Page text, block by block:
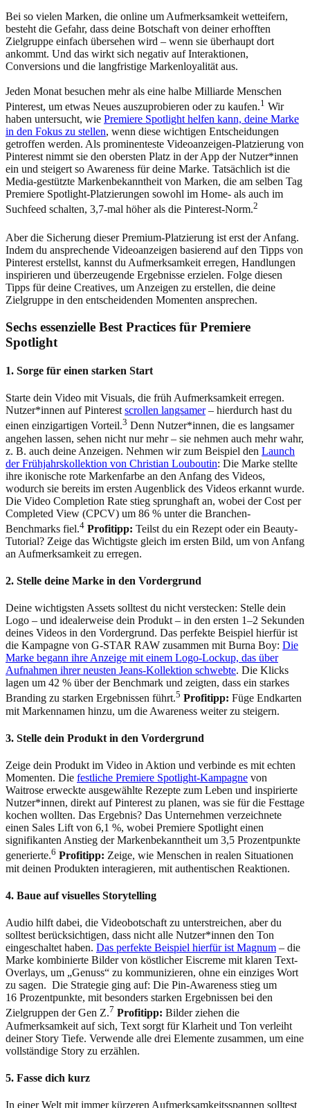
Bei so vielen Marken, die online um Aufmerksamkeit wetteifern,
besteht die Gefahr, dass deine Botschaft von deiner erhofften
Zielgruppe einfach übersehen wird – wenn sie überhaupt dort
ankommt. Und das wirkt sich negativ auf Interaktionen,
Conversions und die langfristige Markenloyalität aus.
Jeden Monat besuchen mehr als eine halbe Milliarde Menschen
Pinterest, um etwas Neues auszuprobieren oder zu kaufen.1 Wir
haben untersucht, wie Premiere Spotlight helfen kann, deine Marke
in den Fokus zu stellen, wenn diese wichtigen Entscheidungen
getroffen werden. Als prominenteste Videoanzeigen-Platzierung von
Pinterest nimmt sie den obersten Platz in der App der Nutzer*innen
ein und steigert so Awareness für deine Marke. Tatsächlich ist die
Media-gestützte Markenbekanntheit von Marken, die am selben Tag
Premiere Spotlight-Platzierungen sowohl im Home- als auch im
Suchfeed schalten, 3,7-mal höher als die Pinterest-Norm.2
Aber die Sicherung dieser Premium-Platzierung ist erst der Anfang.
Indem du ansprechende Videoanzeigen basierend auf den Tipps von
Pinterest erstellst, kannst du Aufmerksamkeit erregen, Handlungen
inspirieren und überzeugende Ergebnisse erzielen. Folge diesen
Tipps für deine Creatives, um Anzeigen zu erstellen, die deine
Zielgruppe in den entscheidenden Momenten ansprechen.
Sechs essenzielle Best Practices für Premiere
Spotlight
1. Sorge für einen starken Start
Starte dein Video mit Visuals, die früh Aufmerksamkeit erregen.
Nutzer*innen auf Pinterest scrollen langsamer– hierdurch hast du
einen einzigartigen Vorteil.3 Denn Nutzer*innen, die es langsamer
angehen lassen, sehen nicht nur mehr – sie nehmen auch mehr wahr,
z. B. auch deine Anzeigen. Nehmen wir zum Beispiel den Launch
der Frühjahrskollektion von Christian Louboutin: Die Marke stellte
ihre ikonische rote Markenfarbe an den Anfang des Videos,
wodurch sie bereits im ersten Augenblick des Videos erkannt wurde.
Die Video Completion Rate stieg sprunghaft an, wobei der Cost per
Completed View (CPCV) um 86 % unter die Branchen-
Benchmarks fiel.4 Profitipp: Teilst du ein Rezept oder ein Beauty-
Tutorial? Zeige das Wichtigste gleich im ersten Bild, um von Anfang
an Aufmerksamkeit zu erregen.
2. Stelle deine Marke in den Vordergrund
Deine wichtigsten Assets solltest du nicht verstecken: Stelle dein
Logo – und idealerweise dein Produkt – in den ersten 1–2 Sekunden
deines Videos in den Vordergrund. Das perfekte Beispiel hierfür ist
die Kampagne von G-STAR RAW zusammen mit Burna Boy: Die
Marke begann ihre Anzeige mit einem Logo-Lockup, das über
Aufnahmen ihrer neusten Jeans-Kollektion schwebte. Die Klicks
lagen um 42 % über der Benchmark und zeigten, dass ein starkes
Branding zu starken Ergebnissen führt.5 Profitipp: Füge Endkarten
mit Markennamen hinzu, um die Awareness weiter zu steigern.
3. Stelle dein Produkt in den Vordergrund
Zeige dein Produkt im Video in Aktion und verbinde es mit echten
Momenten. Die festliche Premiere Spotlight-Kampagne von
Waitrose erweckte ausgewählte Rezepte zum Leben und inspirierte
Nutzer*innen, direkt auf Pinterest zu planen, was sie für die Festtage
kochen wollten. Das Ergebnis? Das Unternehmen verzeichnete
einen Sales Lift von 6,1 %, wobei Premiere Spotlight einen
signifikanten Anstieg der Markenbekanntheit um 3,5 Prozentpunkte
generierte.6 Profitipp: Zeige, wie Menschen in realen Situationen
mit deinen Produkten interagieren, mit authentischen Reaktionen.
4. Baue auf visuelles Storytelling
Audio hilft dabei, die Videobotschaft zu unterstreichen, aber du
solltest berücksichtigen, dass nicht alle Nutzer*innen den Ton
eingeschaltet haben. Das perfekte Beispiel hierfür ist Magnum – die
Marke kombinierte Bilder von köstlicher Eiscreme mit klaren Text-
Overlays, um „Genuss“ zu kommunizieren, ohne ein einziges Wort
zu sagen. Die Strategie ging auf: Die Pin-Awareness stieg um
16 Prozentpunkte, mit besonders starken Ergebnissen bei den
Zielgruppen der Gen Z.7 Profitipp: Bilder ziehen die
Aufmerksamkeit auf sich, Text sorgt für Klarheit und Ton verleiht
deiner Story Tiefe. Verwende alle drei Elemente zusammen, um eine
vollständige Story zu erzählen.
5. Fasse dich kurz
In einer Welt mit immer kürzeren Aufmerksamkeitsspannen solltest